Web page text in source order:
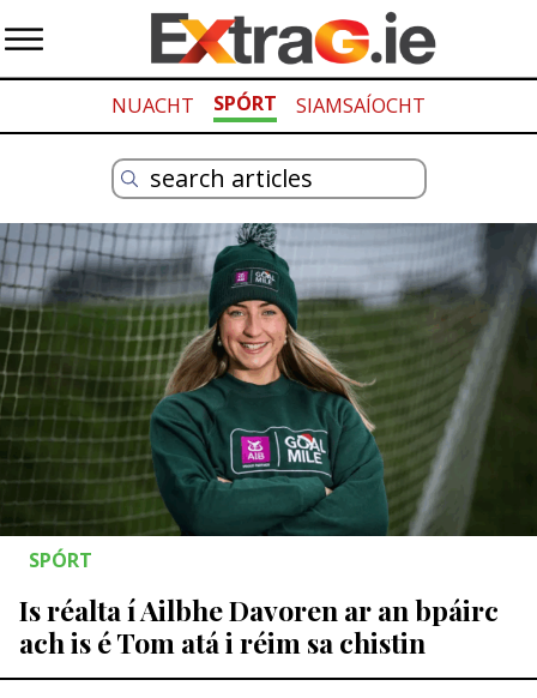
NUACHT SPÓRT SIAMSAÍOCHT
SPÓRT
Is réalta í Ailbhe Davoren ar an bpáirc
ach is é Tom atá i réim sa chistin